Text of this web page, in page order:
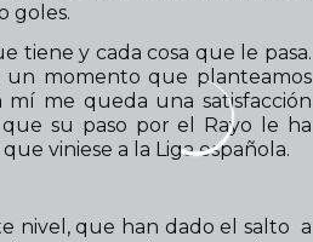
goles.
tiene y cada cosa que le pasa.
un momento que planteamos
me queda una satisfacción
su paso por el Rayo le ha
viniese a la Liga española.
nivel, que han dado el salto a